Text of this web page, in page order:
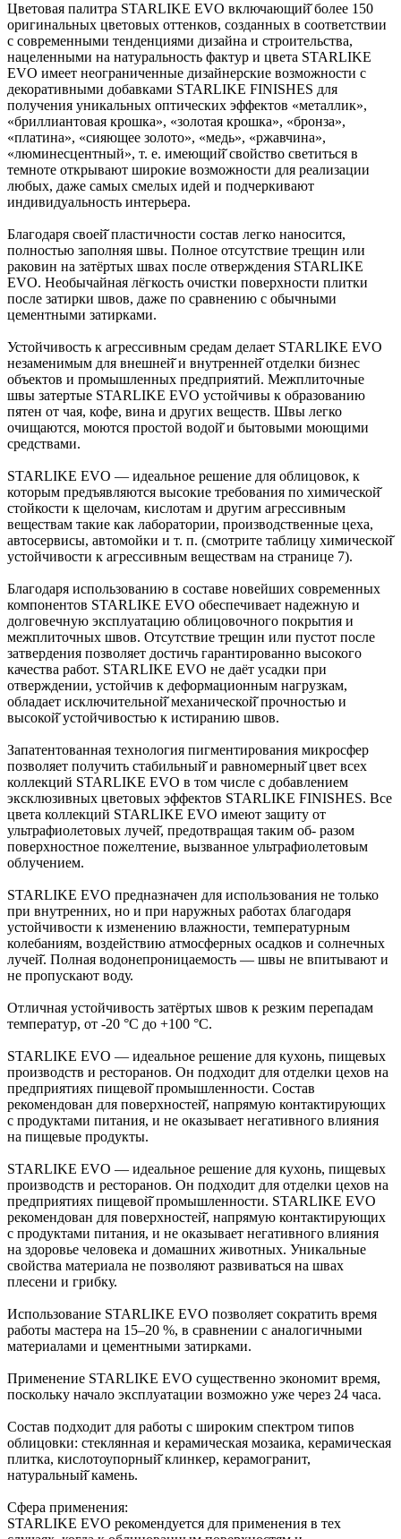
Цветовая палитра STARLIKE EVO включающий̆ более 150
оригинальных цветовых оттенков, созданных в соответствии
с современными тенденциями дизайна и строительства,
нацеленными на натуральность фактур и цвета STARLIKE
EVO имеет неограниченные дизайнерские возможности с
декоративными добавками STARLIKE FINISHES для
получения уникальных оптических эффектов «металлик»,
«бриллиантовая крошка», «золотая крошка», «бронза»,
«платина», «сияющее золото», «медь», «ржавчина»,
«люминесцентный», т. е. имеющий̆ свойство светиться в
темноте открывают широкие возможности для реализации
любых, даже самых смелых идей и подчеркивают
индивидуальность интерьера.
Благодаря своей̆ пластичности состав легко наносится,
полностью заполняя швы. Полное отсутствие трещин или
раковин на затёртых швах после отверждения STARLIKE
EVO. Необычайная лёгкость очистки поверхности плитки
после затирки швов, даже по сравнению с обычными
цементными затирками.
Устойчивость к агрессивным средам делает STARLIKE EVO
незаменимым для внешней̆ и внутренней̆ отделки бизнес
объектов и промышленных предприятий. Межплиточные
швы затертые STARLIKE EVO устойчивы к образованию
пятен от чая, кофе, вина и других веществ. Швы легко
очищаются, моются простой водой̆ и бытовыми моющими
средствами.
STARLIKE EVO — идеальное решение для облицовок, к
которым предъявляются высокие требования по химической̆
стойкости к щелочам, кислотам и другим агрессивным
веществам такие как лаборатории, производственные цеха,
автосервисы, автомойки и т. п. (смотрите таблицу химической̆
устойчивости к агрессивным веществам на странице 7).
Благодаря использованию в составе новейших современных
компонентов STARLIKE EVO обеспечивает надежную и
долговечную эксплуатацию облицовочного покрытия и
межплиточных швов. Отсутствие трещин или пустот после
затвердения позволяет достичь гарантированно высокого
качества работ. STARLIKE EVO не даёт усадки при
отверждении, устойчив к деформационным нагрузкам,
обладает исключительной̆ механической̆ прочностью и
высокой̆ устойчивостью к истиранию швов.
Запатентованная технология пигментирования микросфер
позволяет получить стабильный̆ и равномерный̆ цвет всех
коллекций STARLIKE EVO в том числе с добавлением
эксклюзивных цветовых эффектов STARLIKE FINISHES. Все
цвета коллекций STARLIKE EVO имеют защиту от
ультрафиолетовых лучей̆, предотвращая таким об- разом
поверхностное пожелтение, вызванное ультрафиолетовым
облучением.
STARLIKE EVO предназначен для использования не только
при внутренних, но и при наружных работах благодаря
устойчивости к изменению влажности, температурным
колебаниям, воздействию атмосферных осадков и солнечных
лучей̆. Полная водонепроницаемость — швы не впитывают и
не пропускают воду.
Отличная устойчивость затёртых швов к резким перепадам
температур, от -20 °С до +100 °С.
STARLIKE EVO — идеальное решение для кухонь, пищевых
производств и ресторанов. Он подходит для отделки цехов на
предприятиях пищевой̆ промышленности. Состав
рекомендован для поверхностей̆, напрямую контактирующих
с продуктами питания, и не оказывает негативного влияния
на пищевые продукты.
STARLIKE EVO — идеальное решение для кухонь, пищевых
производств и ресторанов. Он подходит для отделки цехов на
предприятиях пищевой̆ промышленности. STARLIKE EVO
рекомендован для поверхностей̆, напрямую контактирующих
с продуктами питания, и не оказывает негативного влияния
на здоровье человека и домашних животных. Уникальные
свойства материала не позволяют развиваться на швах
плесени и грибку.
Использование STARLIKE EVO позволяет сократить время
работы мастера на 15–20 %, в сравнении с аналогичными
материалами и цементными затирками.
Применение STARLIKE EVO существенно экономит время,
поскольку начало эксплуатации возможно уже через 24 часа.
Состав подходит для работы с широким спектром типов
облицовки: стеклянная и керамическая мозаика, керамическая
плитка, кислотоупорный̆ клинкер, керамогранит,
натуральный̆ камень.
Сфера применения:
STARLIKE EVO рекомендуется для применения в тех